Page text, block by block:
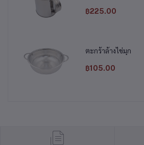
฿225.00
ตะกร้าล้างไข่มุก
฿105.00